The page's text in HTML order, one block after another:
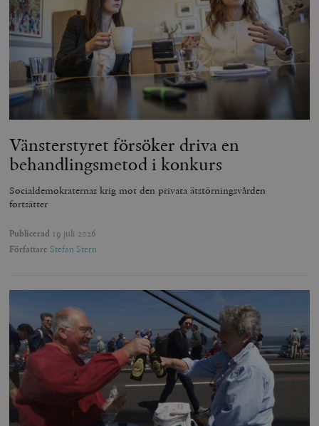
Vänsterstyret försöker driva en
behandlingsmetod i konkurs
Socialdemokraternas krig mot den privata ätstörningsvården
fortsätter
Publicerad 19 juli 2026
Författare Stefan Stern